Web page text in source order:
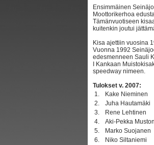
Ensimmäinen
Moottorikerhoa
Tämänvuotiseen
kuitenkin joutui
Kisa ajettiin vuosina
Vuonna 1992
edesmenneen Sauli
I Kankaan
speedway nimeen.
Tulokset v. 2007:
1.
Kake Nieminen
2.
Juha Hautamäki
3.
Rene Lehtinen
4.
Aki-Pekka
5.
Marko Suojanen
6.
Niko Siltaniemi